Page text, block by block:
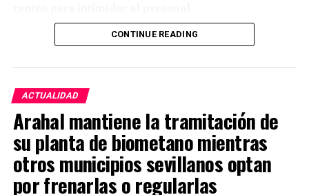
Durante el episodio de violencia, el individuo, —
del entorno, aunque no se registraron heridos ni
daños materiales de consideración. En un momento
determinado salió al exterior y parte del personal
aprovechó para refugiarse y cerrar algunas
dependencias, mientras otros profesionales y
pacientes permanecieron fuera del centro por
motivos de seguridad. Durante el altercado, que
duró más de media hora, se vio interrumpido el
CONTINUE READING
ACTUALIDAD
Arahal mantiene la tramitación de
su planta de biometano mientras
otros municipios sevillanos optan
por frenarlas o regularlas